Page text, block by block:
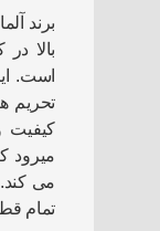
بالا
است.
تحریم
کیفیت
میرود
می کند.
تمام